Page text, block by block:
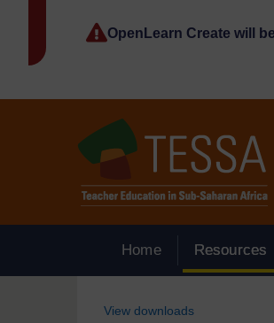
OpenLearn Create will
Home Resources
Blocs
View downloads